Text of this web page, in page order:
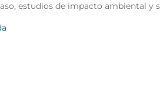
estudios de impacto ambiental y